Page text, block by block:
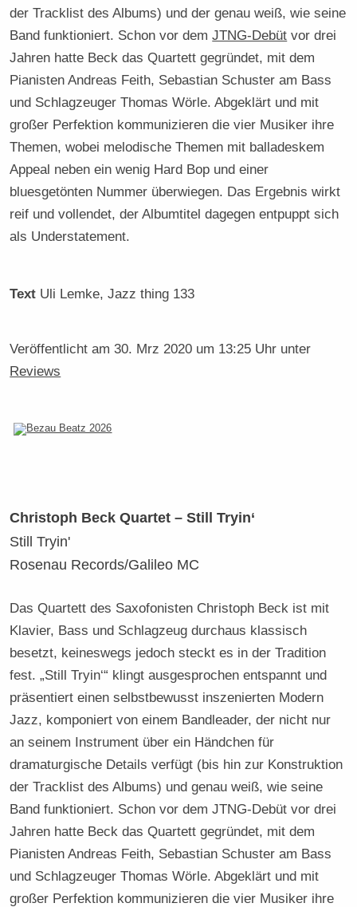
der Tracklist des Albums) und der genau weiß, wie seine
Band funktioniert. Schon vor demJTNG-Debüt vor drei
Jahren hatte Beck das Quartett gegründet, mit dem
Pianisten Andreas Feith, Sebastian Schuster am Bass
und Schlagzeuger Thomas Wörle. Abgeklärt und mit
großer Perfektion kommunizieren die vier Musiker ihre
Themen, wobei melodische Themen mit balladeskem
Appeal neben ein wenig Hard Bop und einer
bluesgetönten Nummer überwiegen. Das Ergebnis wirkt
reif und vollendet, der Albumtitel dagegen entpuppt sich
als Understatement.
Text Uli Lemke, Jazz thing 133
Veröffentlicht am30. Mrz 2020 um 13:25 Uhr unter
Reviews
Christoph Beck Quartet – Still Tryin‘
Still Tryin'
Rosenau Records/Galileo MC
Das Quartett des Saxofonisten Christoph Beck ist mit
Klavier, Bass und Schlagzeug durchaus klassisch
besetzt, keineswegs jedoch steckt es in der Tradition
fest. „Still Tryin‘“ klingt ausgesprochen entspannt und
präsentiert einen selbstbewusst inszenierten Modern
Jazz, komponiert von einem Bandleader, der nicht nur
an seinem Instrument über ein Händchen für
dramaturgische Details verfügt (bis hin zur Konstruktion
der Tracklist des Albums) und genau weiß, wie seine
Band funktioniert. Schon vor dem JTNG-Debüt vor drei
Jahren hatte Beck das Quartett gegründet, mit dem
Pianisten Andreas Feith, Sebastian Schuster am Bass
und Schlagzeuger Thomas Wörle. Abgeklärt und mit
großer Perfektion kommunizieren die vier Musiker ihre